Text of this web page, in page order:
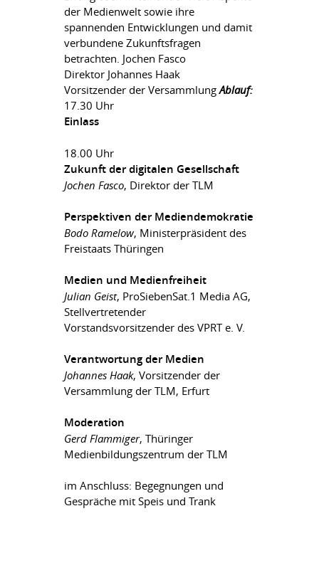
der Medienwelt sowie ihre
spannenden Entwicklungen und damit
verbundene Zukunftsfragen
betrachten. Jochen Fasco
Direktor Johannes Haak
Vorsitzender der VersammlungAblauf:
17.30 Uhr
Einlass
18.00 Uhr
Zukunft der digitalen Gesellschaft
Jochen Fasco, Direktor der TLM
Perspektiven der Mediendemokratie
Bodo Ramelow, Ministerpräsident des
Freistaats Thüringen
Medien und Medienfreiheit
Julian Geist, ProSiebenSat.1 Media AG,
Stellvertretender
Vorstandsvorsitzender des VPRT e. V.
Verantwortung der Medien
Johannes Haak, Vorsitzender der
Versammlung der TLM, Erfurt
Moderation
Gerd Flammiger, Thüringer
Medienbildungszentrum der TLM
im Anschluss: Begegnungen und
Gespräche mit Speis und Trank